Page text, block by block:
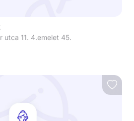
utca 11. 4.emelet 45.